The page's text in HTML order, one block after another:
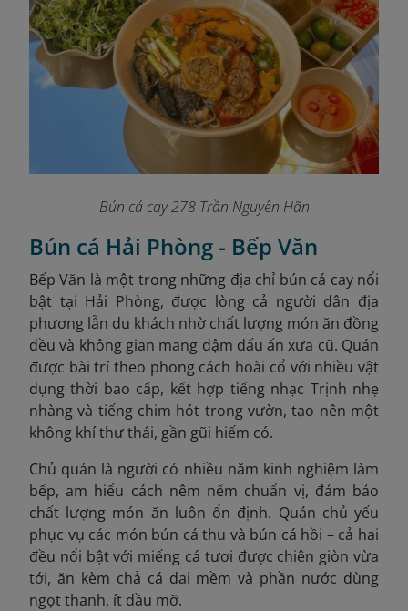
Bún cá cay 278 Trần Nguyên Hãn
Bún cá Hải Phòng - Bếp Văn
Bếp Văn là một trong những địa chỉ bún cá cay nổi
bật tại Hải Phòng, được lòng cả người dân địa
phương lẫn du khách nhờ chất lượng món ăn đồng
đều và không gian mang đậm dấu ấn xưa cũ. Quán
được bài trí theo phong cách hoài cổ với nhiều vật
dụng thời bao cấp, kết hợp tiếng nhạc Trịnh nhẹ
nhàng và tiếng chim hót trong vườn, tạo nên một
không khí thư thái, gần gũi hiếm có.
Chủ quán là người có nhiều năm kinh nghiệm làm
bếp, am hiểu cách nêm nếm chuẩn vị, đảm bảo
chất lượng món ăn luôn ổn định. Quán chủ yếu
phục vụ các món bún cá thu và bún cá hồi – cả hai
đều nổi bật với miếng cá tươi được chiên giòn vừa
tới, ăn kèm chả cá dai mềm và phần nước dùng
ngọt thanh, ít dầu mỡ.